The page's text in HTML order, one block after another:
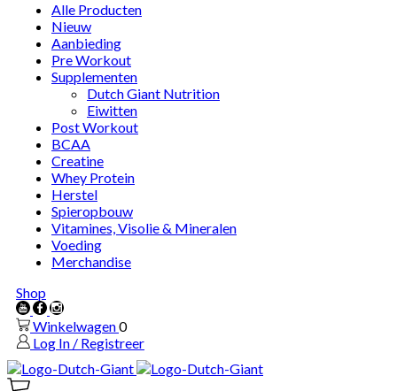
Alle Producten
Nieuw
Aanbieding
Pre Workout
Supplementen
Dutch Giant Nutrition
Eiwitten
Post Workout
BCAA
Creatine
Whey Protein
Herstel
Spieropbouw
Vitamines, Visolie & Mineralen
Voeding
Merchandise
Shop
Youtube
Facebook
Instagram
Winkelwagen0
Log In / Registreer